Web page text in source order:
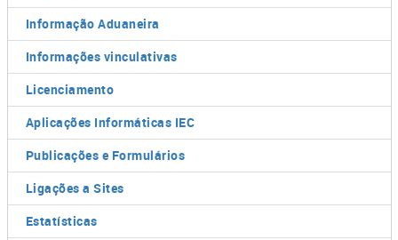
Informação Aduaneira
Informações vinculativas
Licenciamento
Aplicações Informáticas IEC
Publicações e Formulários
Ligações a Sites
Estatísticas